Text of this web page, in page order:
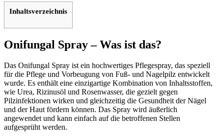
Inhaltsverzeichnis
Onifungal Spray – Was ist das?
Das Onifungal Spray ist ein hochwertiges Pflegespray, das speziell
für die Pflege und Vorbeugung von Fuß- und Nagelpilz entwickelt
wurde. Es enthält eine einzigartige Kombination von Inhaltsstoffen,
wie Urea, Rizinusöl und Rosenwasser, die gezielt gegen
Pilzinfektionen wirken und gleichzeitig die Gesundheit der Nägel
und der Haut fördern können. Das Spray wird äußerlich
angewendet und kann einfach auf die betroffenen Stellen
aufgesprüht werden.